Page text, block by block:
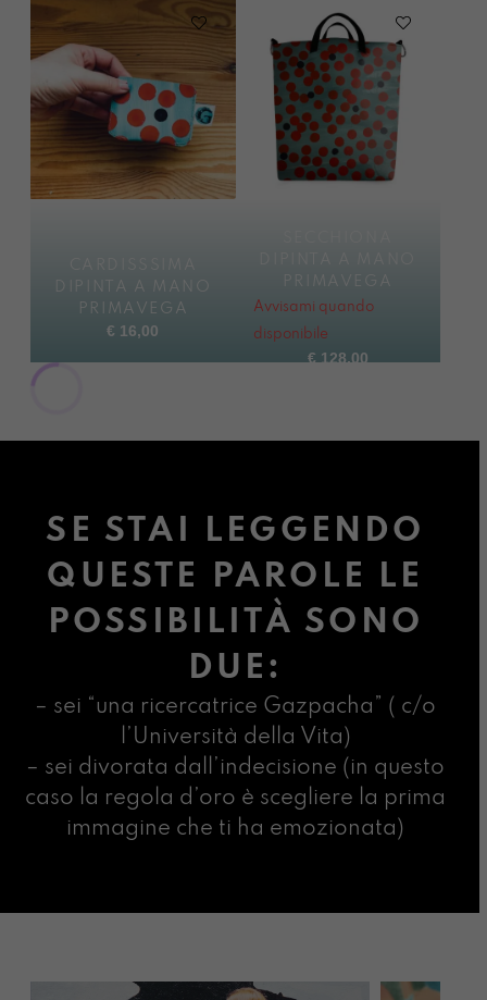
DIPINTA A MANO
PRIMAVEGA
€ 16,00
PRIMAVEGA
Avvisami quando
disponibile
€128,00
SE STAI LEGGENDO
QUESTE PAROLE LE
POSSIBILITÀ SONO
DUE:
– sei “una ricercatrice Gazpacha” ( c/o
l’Università della Vita)
– sei divorata dall’indecisione (in questo
caso la regola d’oro è scegliere la prima
immagine che ti ha emozionata)